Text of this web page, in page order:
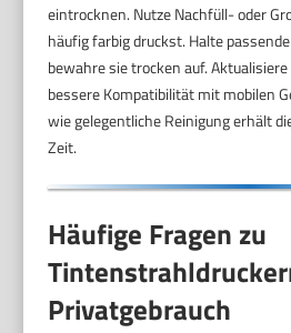
eintrocknen. Nutze Nachfüll- oder
häufig farbig druckst. Halte
bewahre sie trocken auf.
bessere Kompatibilität mit mobilen
wie gelegentliche Reinigung erhält
Zeit.
Häufige Fragen zu
Privatgebrauch